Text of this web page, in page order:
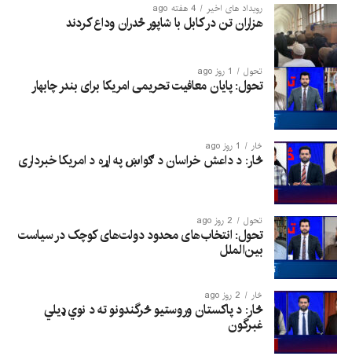
رویداد های اخیر 4 هفته ago
هزاران تن در کابل با شاپور ځدران وداع کردند
تحول 1 روز ago
تحول: پایان معافیت تحریمی امریکا برای بندر چابهار
څار 1 روز ago
څار: د داعش خراسان د ګواښ په اړه د امریکا خبرداری
تحول 2 روز ago
تحول: انتخاب‌های محدود دولت‌های کوچک در سیاست
بین‌الملل
څار 2 روز ago
څار: د پاکستان وروستیو څرگندونو ته د نوي ډیلي
غبرگون